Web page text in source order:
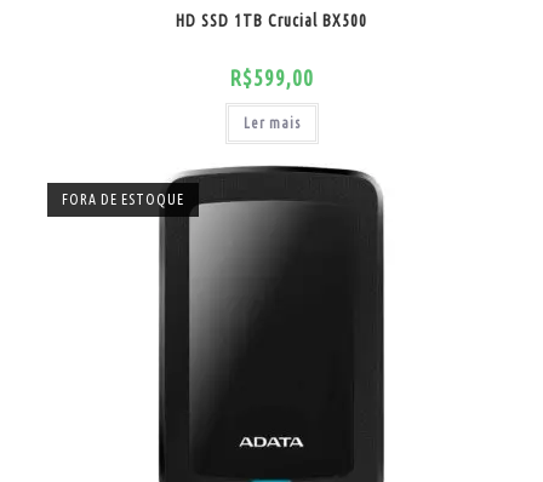
HD SSD 1TB Crucial BX500
R$599,00
Ler mais
FORA DE ESTOQUE